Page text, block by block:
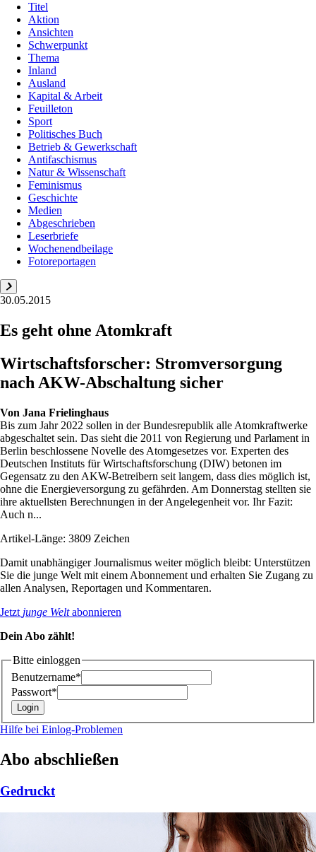
Titel
Aktion
Ansichten
Schwerpunkt
Thema
Inland
Ausland
Kapital & Arbeit
Feuilleton
Sport
Politisches Buch
Betrieb & Gewerkschaft
Antifaschismus
Natur & Wissenschaft
Feminismus
Geschichte
Medien
Abgeschrieben
Leserbriefe
Wochenendbeilage
Fotoreportagen
30.05.2015
Es geht ohne Atomkraft
Wirtschaftsforscher: Stromversorgung
nach AKW-Abschaltung sicher
Von Jana Frielinghaus
Bis zum Jahr 2022 sollen in der Bundesrepublik alle Atomkraftwerke
abgeschaltet sein. Das sieht die 2011 von Regierung und Parlament in
Berlin beschlossene Novelle des Atomgesetzes vor. Experten des
Deutschen Instituts für Wirtschaftsforschung (DIW) betonen im
Gegensatz zu den AKW-Betreibern seit langem, dass dies möglich ist,
ohne die Energieversorgung zu gefährden. Am Donnerstag stellten sie
ihre aktuellsten Berechnungen in der Angelegenheit vor. Ihr Fazit:
Auch n...
Artikel-Länge: 3809 Zeichen
Damit unabhängiger Journalismus weiter möglich bleibt: Unterstützen
Sie die junge Welt mit einem Abonnement und erhalten Sie Zugang zu
allen Analysen, Reportagen und Kommentaren.
Jetzt junge Weltabonnieren
Dein Abo zählt!
Bitte einloggen
Benutzername*
Passwort*
Hilfe bei Einlog-Problemen
Abo abschließen
Gedruckt